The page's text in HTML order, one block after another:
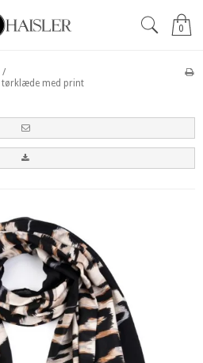
0
/
tørklæde med print